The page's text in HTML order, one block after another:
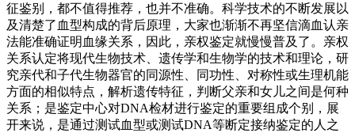
征鉴别，都不值得推荐，也并不准确。科学技术的不断发展以
及清楚了血型构成的背后原理，大家也渐渐不再坚信滴血认亲
法能准确证明血缘关系，因此，亲权鉴定就慢慢普及了。亲权
关系认定将现代生物技术、遗传学和生物学的技术和理论，研
究亲代和子代生物器官的同源性、同功性、对称性或生理机能
方面的相似特点，解析遗传特征，判断父亲和女儿之间是何种
关系；是鉴定中心对DNA检材进行鉴定的重要组成个别，展
开来说，是通过测试血型或测试DNA等断定接纳鉴定的人之